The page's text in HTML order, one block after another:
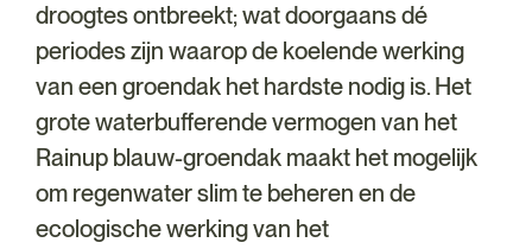
droogtes ontbreekt; wat doorgaans dé
periodes zijn waarop de koelende werking
van een groendak het hardste nodig is. Het
grote waterbufferende vermogen van het
Rainup blauw-groendak maakt het mogelijk
om regenwater slim te beheren en de
ecologische werking van het